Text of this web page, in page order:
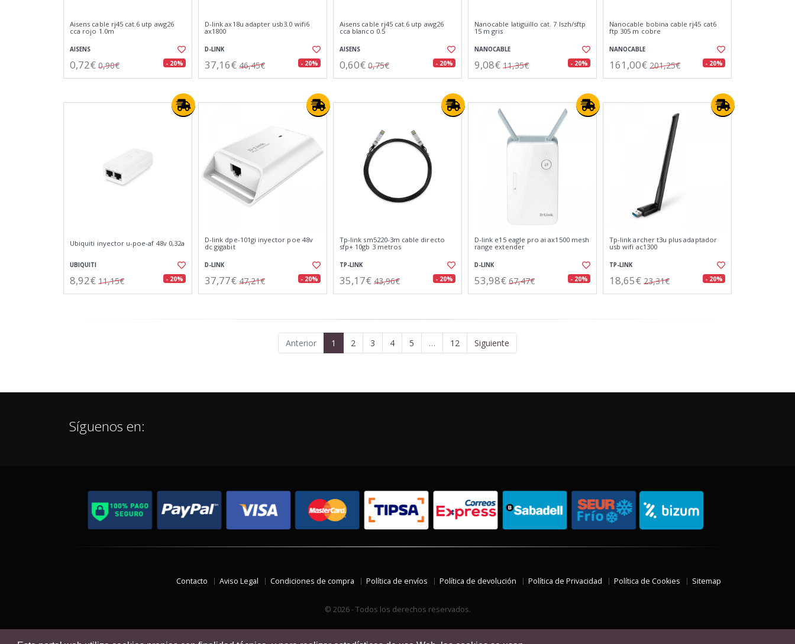
Aisens cable rj45 cat.6 utp awg26
cca rojo 1.0m
AISENS
0,72€ 0,90€ - 20%
D-link ax18u adapter usb3.0 wifi6
ax1800
D-LINK
37,16€ 46,45€ - 20%
Aisens cable rj45 cat.6 utp awg26
cca blanco 0.5
AISENS
0,60€ 0,75€ - 20%
Nanocable latiguillo cat. 7 lszh/sftp
15 m gris
NANOCABLE
9,08€ 11,35€ - 20%
Nanocable bobina cable rj45 cat6
ftp 305 m cobre
NANOCABLE
161,00€ 201,25€ - 20%
Ubiquiti inyector u-poe-af 48v 0,32a
UBIQUITI
8,92€ 11,15€ - 20%
D-link dpe-101gi inyector poe 48v
dc gigabit
D-LINK
37,77€ 47,21€ - 20%
Tp-link sm5220-3m cable directo
sfp+ 10gb 3 metros
TP-LINK
35,17€ 43,96€ - 20%
D-link e15 eagle pro ai ax1500 mesh
range extender
D-LINK
53,98€ 67,47€ - 20%
Tp-link archer t3u plus adaptador
usb wifi ac1300
TP-LINK
18,65€ 23,31€ - 20%
Anterior 1 2 3 4 5 … 12 Siguiente
Síguenos en:
Contacto Aviso Legal Condiciones de compra Política de envíos Política de devolución Política de Privacidad Política de Cookies Sitemap
© 2026 - Todos los derechos reservados.